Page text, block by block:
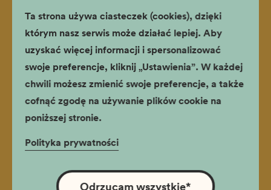
Ta strona używa ciasteczek (cookies), dzięki
którym nasz serwis może działać lepiej. Aby
uzyskać więcej informacji i spersonalizować
swoje preferencje, kliknij „Ustawienia”. W każdej
chwili możesz zmienić swoje preferencje, a także
cofnąć zgodę na używanie plików cookie na
poniższej stronie.
Polityka prywatności
Odrzucam wszystkie*
Ogólnokształcącego w Krakowie, opiekun pani Maria
Smorąg
IX miejsce Dominik Zybała uczeń IX Liceum
Krakowie - opiekun pani Marta Kokoszka
X miejsce ex aequo Bartosz Jędrychowski, uczeń
– opiekun pan Dariusz Janota
Wojciech Liszka uczeń IX Liceum Ogólnokształcącego im.